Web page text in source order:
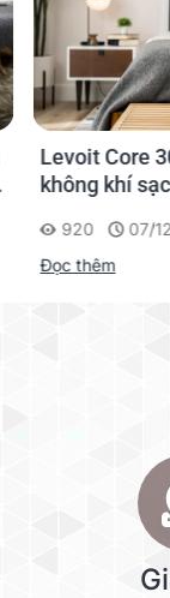
Levoit Core
không khí
920
07/
Đọc thêm